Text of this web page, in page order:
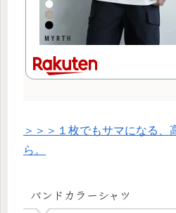
＞＞＞１枚でもサマになる、
ら。
バンドカラーシャツ